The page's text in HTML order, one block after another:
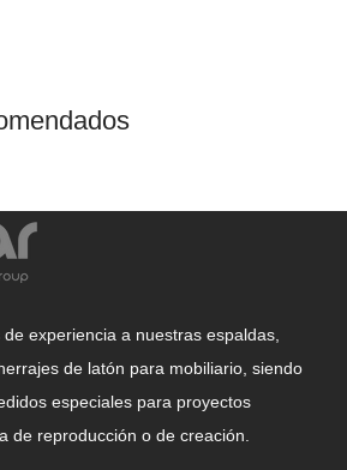
experiencia a nuestras espaldas,
de latón para mobiliario, siendo
especiales para proyectos
de reproducción o de creación.